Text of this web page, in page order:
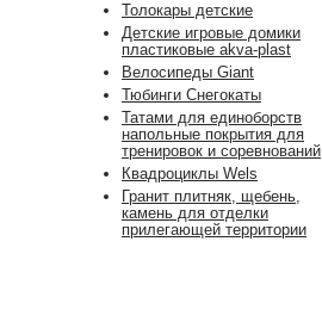
Толокары детские
Детские игровые домики
пластиковые akva-plast
Велосипеды Giant
Тюбинги Снегокаты
Татами для единоборств
напольные покрытия для
тренировок и соревнований
Квадроциклы Wels
Гранит плитняк, щебень,
камень для отделки
прилегающей территории